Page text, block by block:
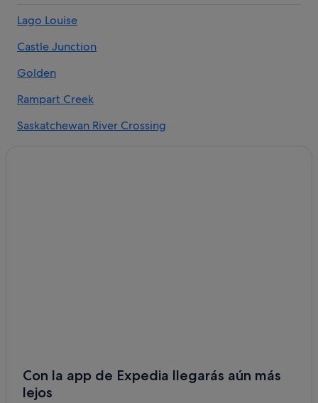
Cabañas en Lago Louise
Saskatchewan River Crossing hoteles
Banff hoteles
Hoteles de esquí en Banff
Lago Louise
Castle Junction
Golden
Rampart Creek
Saskatchewan River Crossing
Con la app de Expedia llegarás aún más
lejos